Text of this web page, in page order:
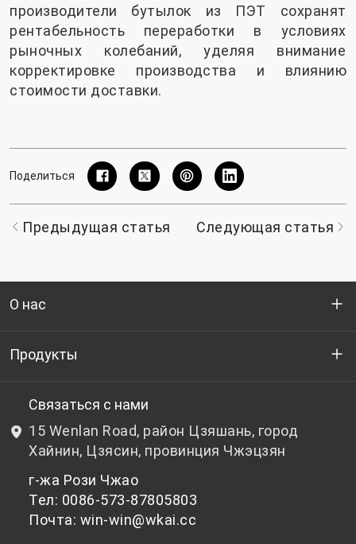
производители бутылок из ПЭТ сохранят
рентабельность переработки в условиях
рыночных колебаний, уделяя внимание
корректировке производства и влиянию
стоимости доставки.
Поделиться
Предыдущая статья Следующая статья
О нас
Кто мы
НИОКР
Новости и события
политика конфиденциальности
Продукты
Бутылочный ПЭТ-гранулят
Небутылочный ПЭТ-гранулят
Связаться с нами
15 Wenlan Road, район Цзяшань, город
Хайнин, Цзясин, провинция Чжэцзян
г-жа Рози Чжао
Тел: 0086-573-87805803
Почта: win-win@wkai.cc